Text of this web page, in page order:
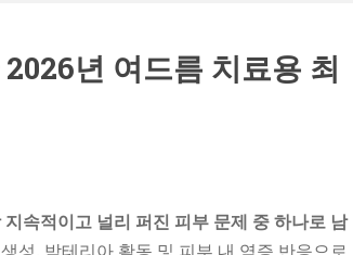
년 여드름 치료용 최
속적이고 널리 퍼진 피부 문제 중 하나로 남